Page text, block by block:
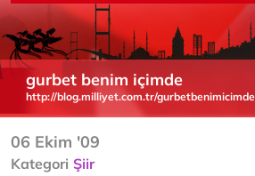
gurbet benim içimde
http://blog.milliyet.com.tr/gurbetbenimicimde
06 Ekim '09
Kategori Şiir